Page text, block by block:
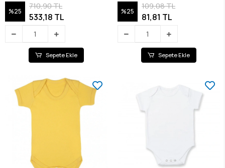
%25
710,90 TL
533,18 TL
Sepete Ekle
%25
109,08 TL
81,81 TL
Sepete Ekle